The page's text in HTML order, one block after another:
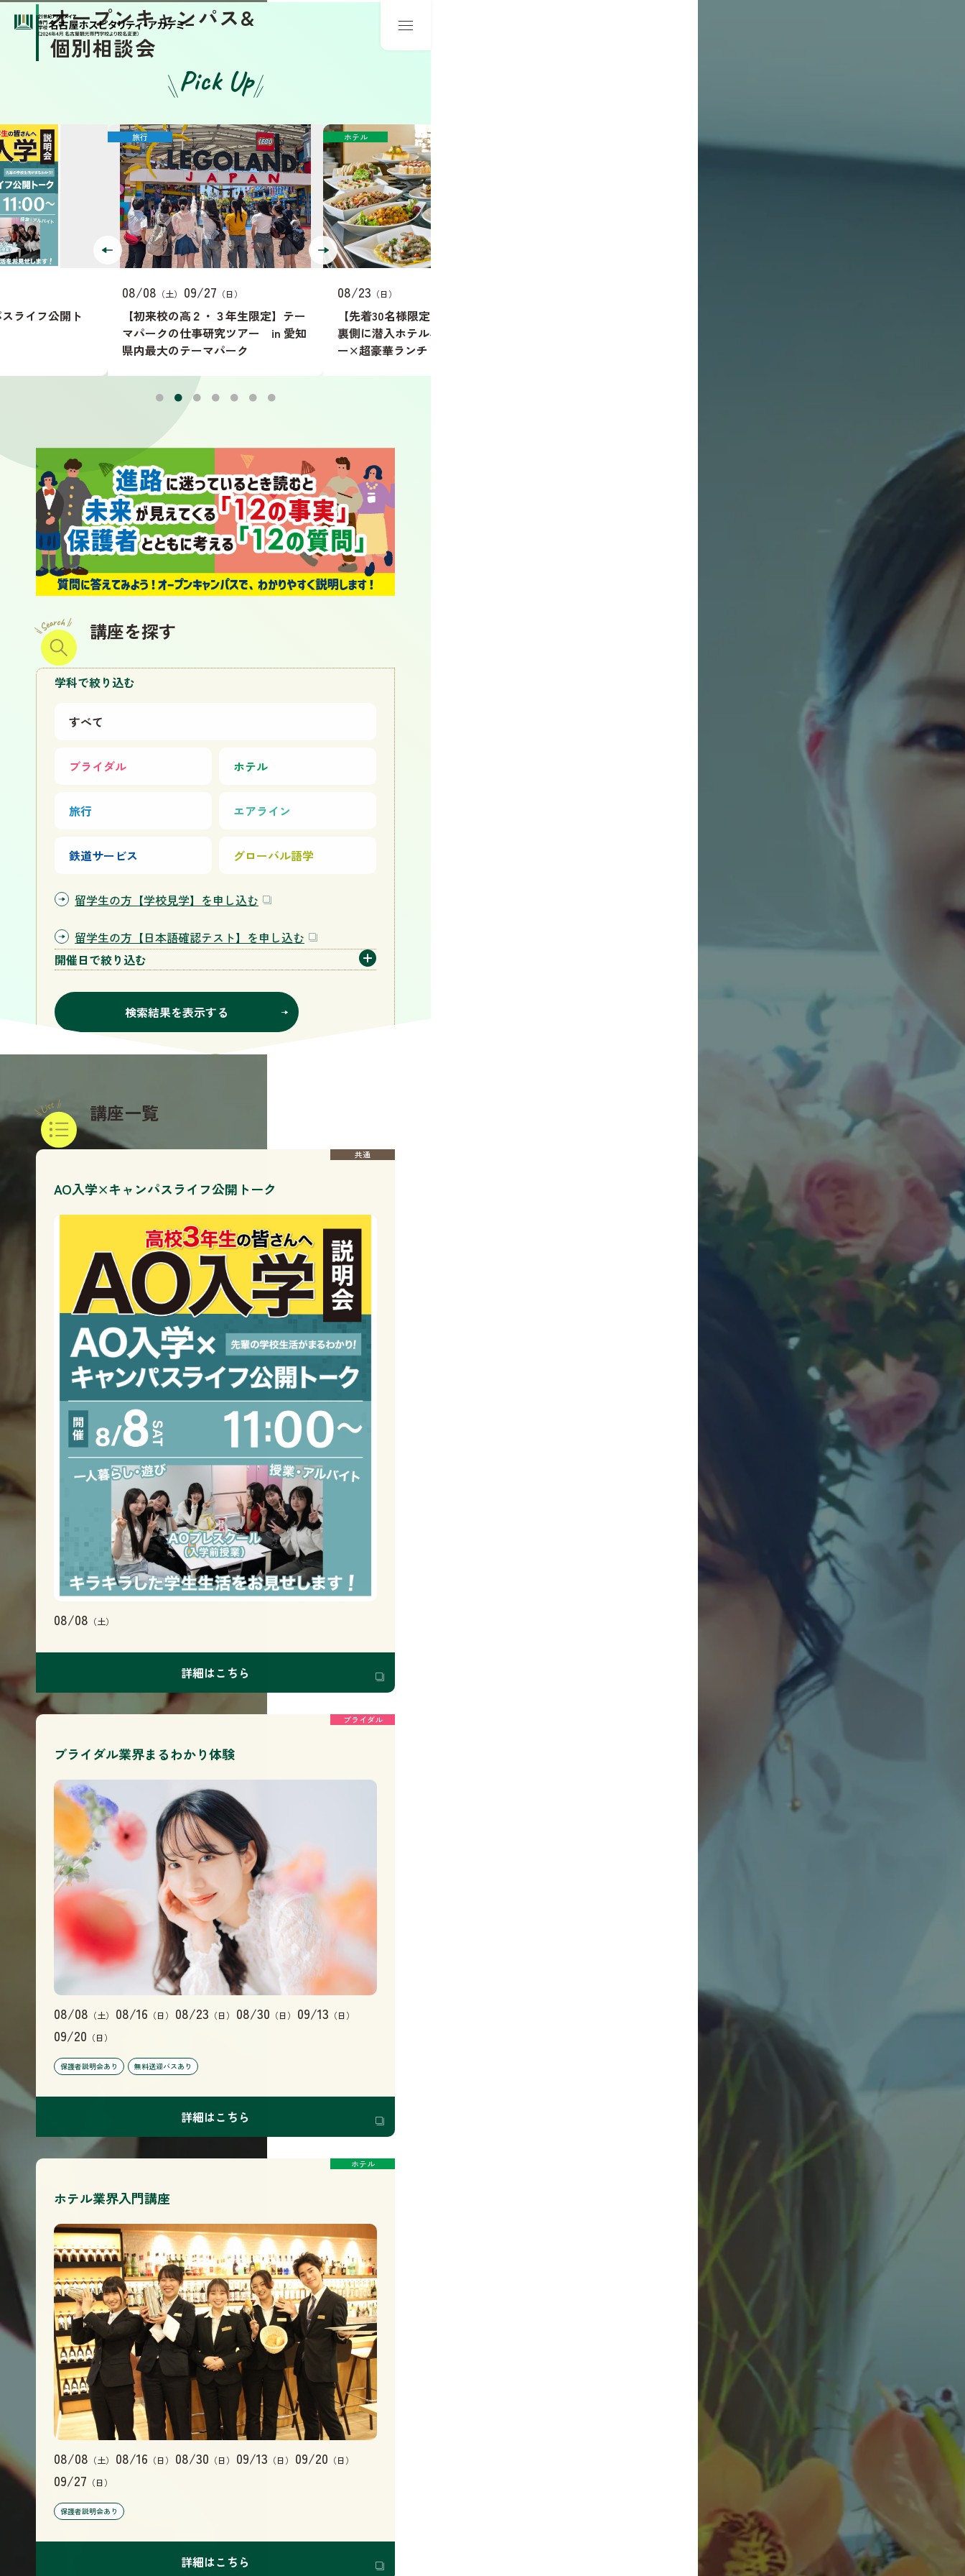
オープンキャンパス&
個別相談会
Pick Up
公開ト
（土）09/27 （日）
【初来校の高２・３年生限定】テー
マパークの仕事研究ツアー in 愛知
県内最大のテーマパーク
ホテル
（日）
【先着30名様限定！】巨大ホテルの
裏側に潜入ホテルバックヤードツア
ー×超豪華ランチビュッフェ
講座を探す
学科で絞り込む
すべて
ブライダル ホテル
旅行 エアライン
鉄道サービス グローバル語学
留学生の方【学校見学】を申し込む
留学生の方【日本語確認テスト】を申し込む
開催日で絞り込む
検索結果を表示する
講座一覧
ブライダル
ホテル
旅行
エアライン
鉄道サービス
グローバル語学
共通
AO入学×キャンパスライフ公開トーク
08/08 （土）
詳細はこちら
ブライダル
ブライダル業界まるわかり体験
08/08 （土） 08/16 （日） 08/23 （日） 08/30 （日） 09/13 （日）
09/20 （日）
保護者説明会あり 無料送迎バスあり
詳細はこちら
ホテル
ホテル業界入門講座
08/08 （土） 08/16 （日） 08/30 （日） 09/13 （日） 09/20 （日）
09/27 （日）
保護者説明会あり
詳細はこちら